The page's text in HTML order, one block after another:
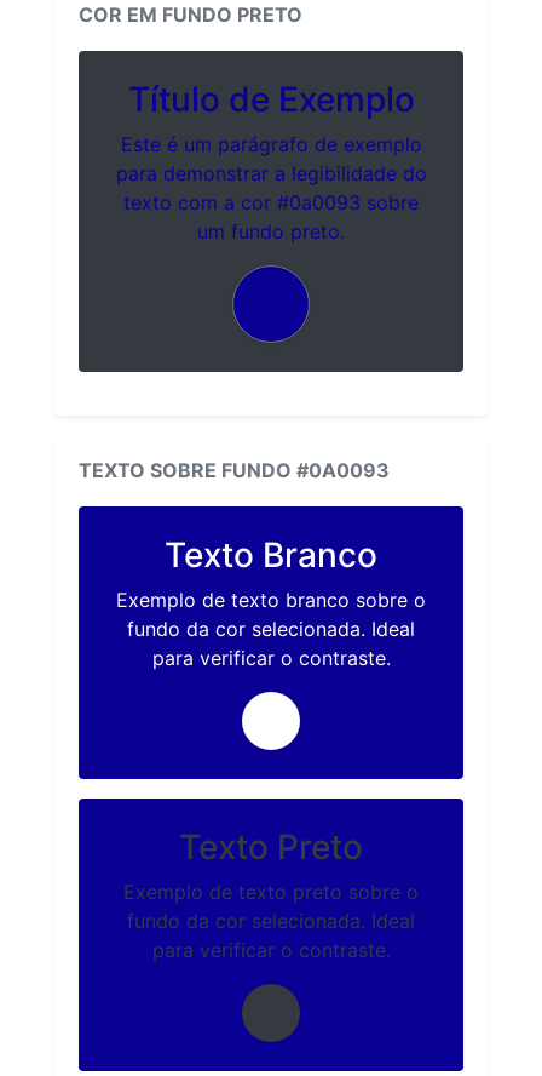
COR EM FUNDO PRETO
Título de Exemplo
Este é um parágrafo de exemplo
para demonstrar a legibilidade do
texto com a cor #0a0093 sobre
um fundo preto.
TEXTO SOBRE FUNDO #0A0093
Texto Branco
Exemplo de texto branco sobre o
fundo da cor selecionada. Ideal
para verificar o contraste.
Texto Preto
Exemplo de texto preto sobre o
fundo da cor selecionada. Ideal
para verificar o contraste.